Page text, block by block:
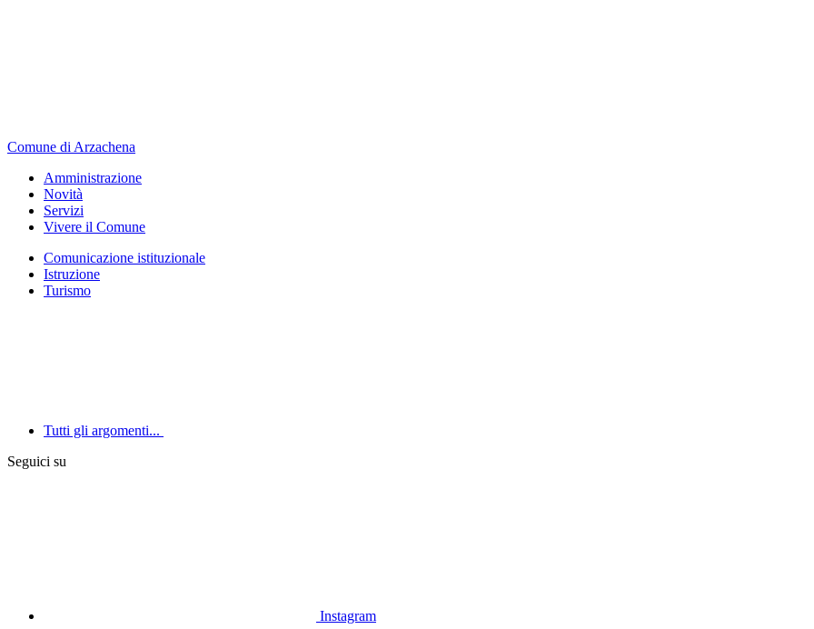
Comune di Arzachena
Amministrazione
Novità
Servizi
Vivere il Comune
Comunicazione istituzionale
Istruzione
Turismo
Tutti gli argomenti...
Seguici su
Instagram